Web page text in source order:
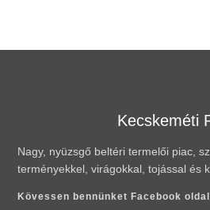
Kecskeméti
Nagy, nyüzsgő beltéri termelői piac,
terményekkel, virágokkal, tojással és
Kövessen bennünket Facebook